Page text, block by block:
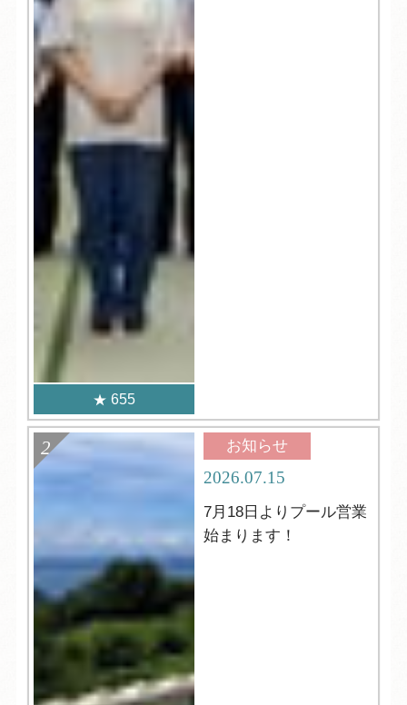
655
お知らせ
2026.07.15
7月18日よりプール営業
始まります！